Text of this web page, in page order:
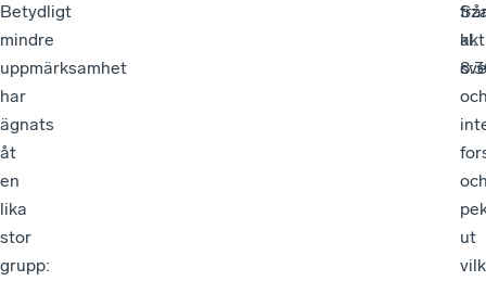
Betydligt
mindre
uppmärksamhet
har
ägnats
åt
en
lika
stor
grupp:
ut
kl.